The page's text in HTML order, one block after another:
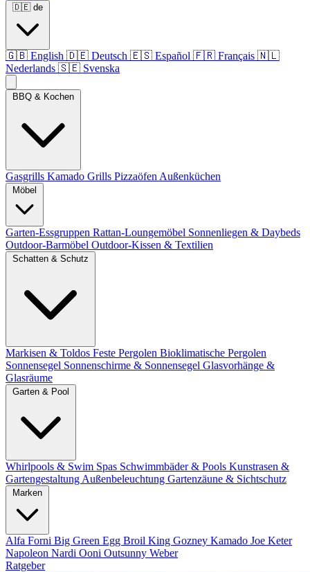
🇩🇪 de
🇬🇧 English 🇩🇪 Deutsch 🇪🇸 Español 🇫🇷 Français 🇳🇱
Nederlands 🇸🇪 Svenska
Gasgrills Kamado Grills Pizzaöfen Außenküchen
Garten-Essgruppen Rattan-Loungemöbel Sonnenliegen & Daybeds
Outdoor-Barmöbel Outdoor-Kissen & Textilien
Markisen & Toldos Feste Pergolen Bioklimatische Pergolen
Sonnensegel Sonnenschirme & Sonnensegel Glasvorhänge &
Glasräume
Whirlpools & Swim Spas Schwimmbäder & Pools Kunstrasen &
Gartengestaltung Außenbeleuchtung Gartenzäune & Sichtschutz
Alfa Forni Big Green Egg Broil King Gozney Kamado Joe Keter
Napoleon Nardi Ooni Outsunny Weber
Ratgeber